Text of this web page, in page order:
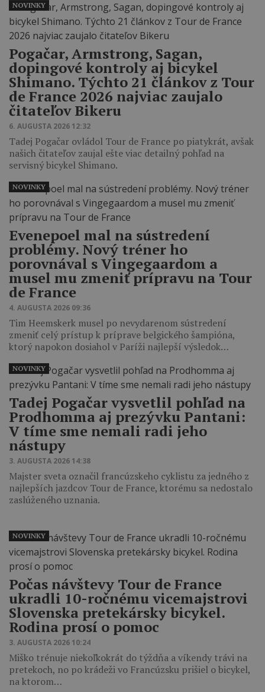
Pogačar, Armstrong, Sagan,
dopingové kontroly aj bicykel
Shimano. Týchto 21 článkov z Tour
de France 2026 najviac zaujalo
čitateľov Bikeru
6. AUGUSTA 2026 12:32
Tadej Pogačar ovládol Tour de France po piatykrát, avšak
našich čitateľov zaujal ešte viac detailný pohľad na
servisný bicykel Shimano.
NOVINKY
Evenepoel mal na sústredení
problémy. Nový tréner ho
porovnával s Vingegaardom a
musel mu zmeniť prípravu na Tour
de France
4. AUGUSTA 2026 09:36
Tim Heemskerk musel po nevydarenom sústredení
zmeniť celý prístup k príprave belgického šampióna,
ktorý napokon dosiahol v Paríži najlepší výsledok…
NOVINKY
Tadej Pogačar vysvetlil pohľad na
Prodhomma aj prezývku Pantani:
V tíme sme nemali radi jeho
nástupy
3. AUGUSTA 2026 14:38
Majster sveta označil francúzskeho cyklistu za jedného z
najlepších jazdcov Tour de France, ktorému sa nedostalo
zaslúženého uznania.
NOVINKY
Počas návštevy Tour de France
ukradli 10-ročnému vicemajstrovi
Slovenska pretekársky bicykel.
Rodina prosí o pomoc
3. AUGUSTA 2026 10:24
Miško trénuje niekoľkokrát do týždňa a víkendy trávi na
pretekoch, no po krádeži vo Francúzsku prišiel o bicykel,
na ktorom…
NOVINKY